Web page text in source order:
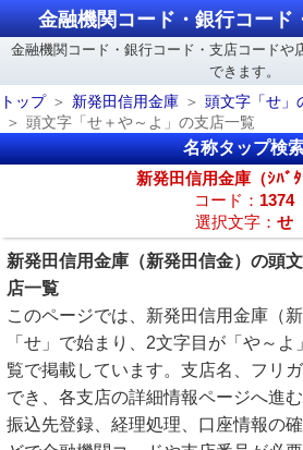
金融機関コード・銀行コード
金融機関コード・銀行コード・支店コードや
できます。
トップ
新発田信用金庫
頭文字「せ」
頭文字「せ＋や～よ」の支店一覧
名称タップ検
新発田信用金庫（ｼﾊﾞﾀ
コード： 1374
選択文字： せ
新発田信用金庫（新発田信金）の頭
店一覧
このページでは、新発田信用金庫（
「せ」で始まり、2文字目が「や～
覧で掲載しています。支店名、フリ
でき、各支店の詳細情報ページへ進
振込先登録、経理処理、口座情報の